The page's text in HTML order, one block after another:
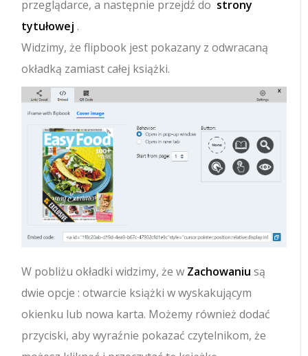
przeglądarce, a następnie przejdź do strony
tytułowej .
Widzimy, że flipbook jest pokazany z odwracaną
okładką zamiast całej książki.
W pobliżu okładki widzimy, że w Zachowaniu są
dwie opcje : otwarcie książki w wyskakującym
okienku lub nowa karta. Możemy również dodać
przyciski, aby wyraźnie pokazać czytelnikom, że